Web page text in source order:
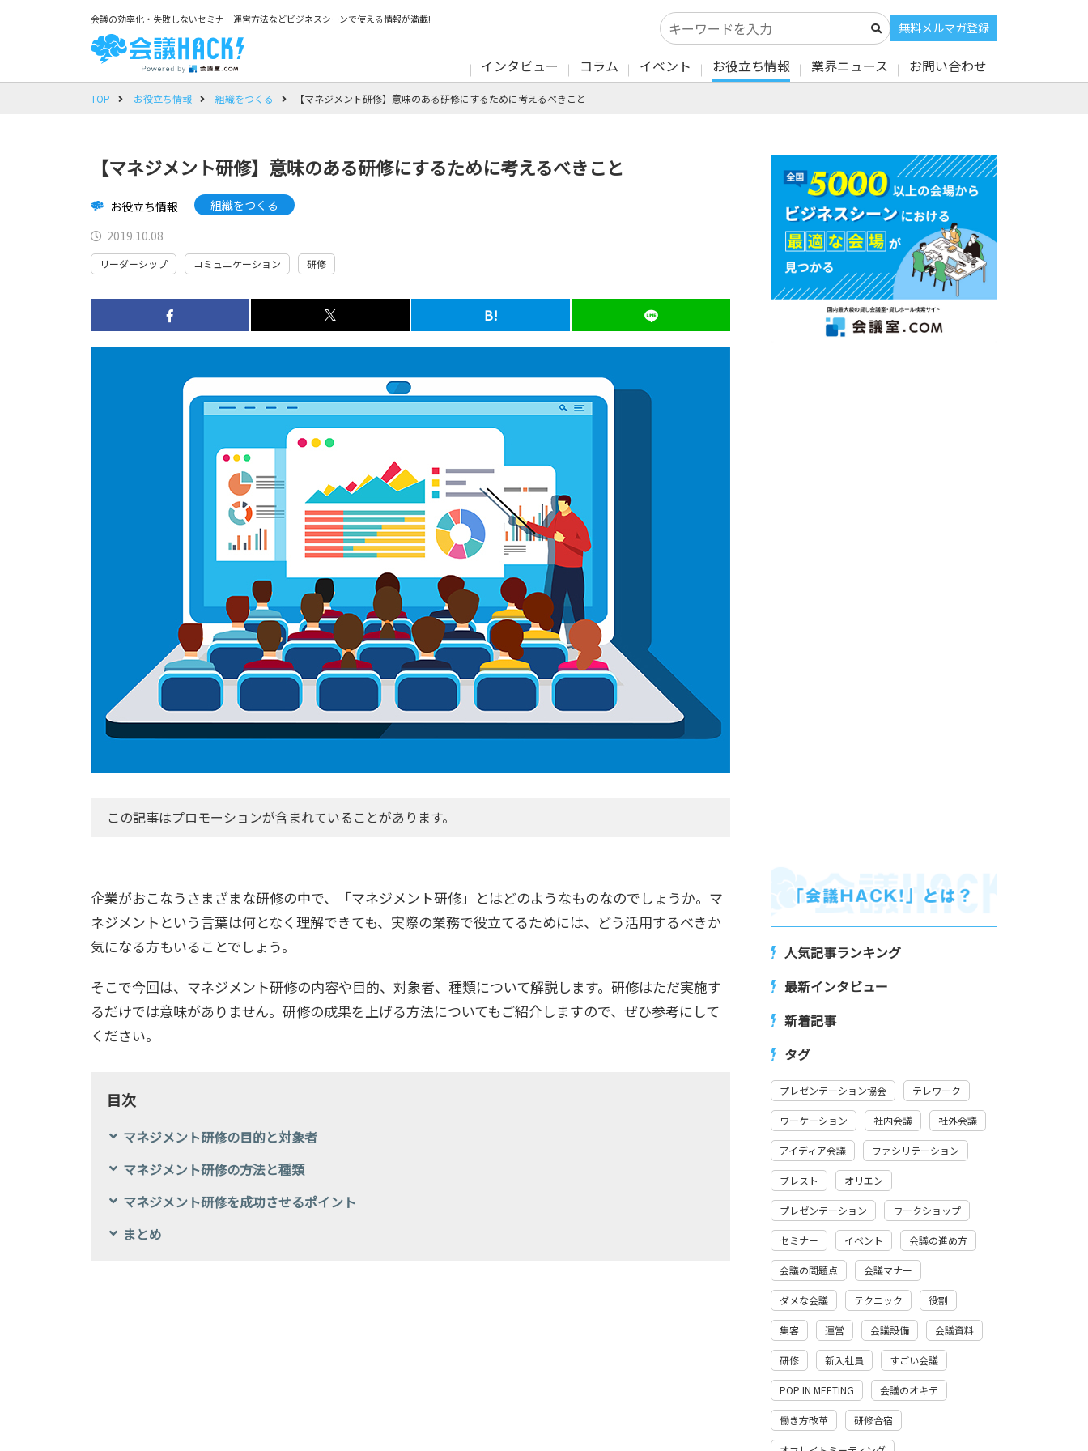
会議の効率化・失敗しないセミナー運営方法などビジネスシーンで使える情報が満載!
インタビュー コラム イベント お役立ち情報 業界ニュース お問い合わせ
無料メルマガ登録
TOP お役立ち情報 組織をつくる 【マネジメント研修】意味のある研修にするために考えるべきこと
【マネジメント研修】意味のある研修にするために考えるべきこと
お役立ち情報
組織をつくる
2019.10.08
リーダーシップ コミュニケーション 研修
B!
この記事はプロモーションが含まれていることがあります。
企業がおこなうさまざまな研修の中で、「マネジメント研修」とはどのようなものなのでしょうか。マ
ネジメントという言葉は何となく理解できても、実際の業務で役立てるためには、どう活用するべきか
気になる方もいることでしょう。
そこで今回は、マネジメント研修の内容や目的、対象者、種類について解説します。研修はただ実施す
るだけでは意味がありません。研修の成果を上げる方法についてもご紹介しますので、ぜひ参考にして
ください。
目次
マネジメント研修の目的と対象者
マネジメント研修の方法と種類
マネジメント研修を成功させるポイント
まとめ
人気記事ランキング
最新インタビュー
新着記事
タグ
プレゼンテーション協会 テレワーク
ワーケーション 社内会議 社外会議
アイディア会議 ファシリテーション
ブレスト オリエン
プレゼンテーション ワークショップ
セミナー イベント 会議の進め方
会議の問題点 会議マナー
ダメな会議 テクニック 役割
集客 運営 会議設備 会議資料
研修 新入社員 すごい会議
POP IN MEETING 会議のオキテ
働き方改革 研修合宿